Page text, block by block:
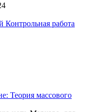
Теория массового